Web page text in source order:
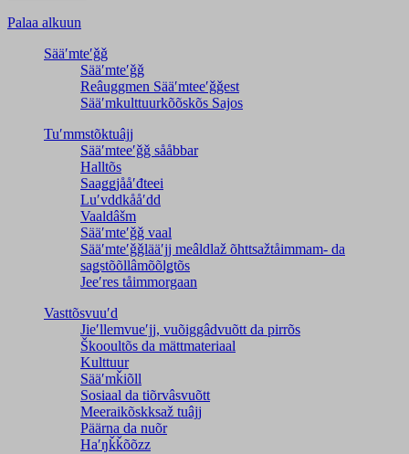
Palaa alkuun
Sääʹmteʹǧǧ
Sääʹmteʹǧǧ
Reâuggmen Sääʹmteeʹǧǧest
Sääʹmkulttuurkõõskõs Sajos
Tuʹmmstõktuâjj
Sääʹmteeʹǧǧ sååbbar
Halltõs
Saaǥǥjååʹđteei
Luʹvddkååʹdd
Vaaldâšm
Sääʹmteʹǧǧ vaal
Sääʹmteʹǧǧlääʹjj meâldlaž õhttsažtåimmam- da
saǥstõõllâmõõlǥtõs
Jeeʹres tåimmorgaan
Vasttõsvuuʹd
Jieʹllemvueʹjj, vuõiggâdvuõtt da pirrõs
Škooultõs da mättmateriaal
Kulttuur
Sääʹmǩiõll
Sosiaal da tiõrvâsvuõtt
Meeraikõskksaž tuâjj
Päärna da nuõr
Haʹŋǩǩõõzz